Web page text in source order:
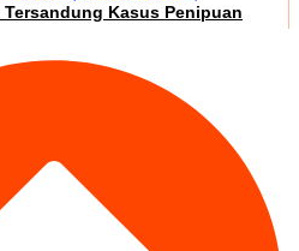
Kasus Penipuan